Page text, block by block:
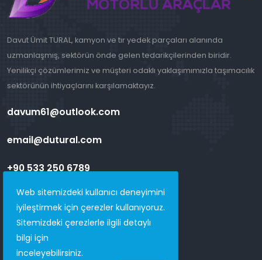
Davut Ümit TURAL, kamyon ve tır yedek parçaları alanında
uzmanlaşmış, sektörün önde gelen tedarikçilerinden biridir.
Yenilikçi çözümlerimiz ve müşteri odaklı yaklaşımımızla taşımacılık
sektörünün ihtiyaçlarını karşılamaktayız.
davum61@outlook.com
email@dutural.com
+90 533 250 6789
Menü
Anasayfa
Hakkımızda
Web sitemizdeki kullanıcı deneyimini
iyileştirmek için çerezler kullanıyoruz.
Sitemizdeki çerezlerle ilgili detaylı
bilgi için
inceleyebilirsiniz.